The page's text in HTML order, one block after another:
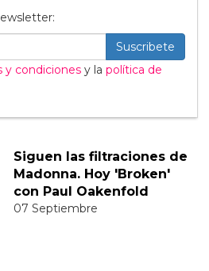
Suscribete
y condiciones y la política de
Siguen las filtraciones de
Madonna. Hoy 'Broken'
con Paul Oakenfold
07 Septiembre